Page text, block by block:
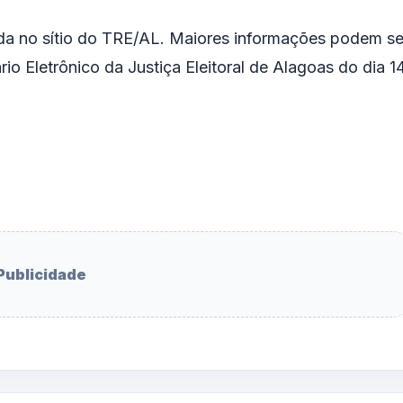
no sítio do TRE/AL. Maiores informações podem
Eletrônico da Justiça Eleitoral de Alagoas do dia